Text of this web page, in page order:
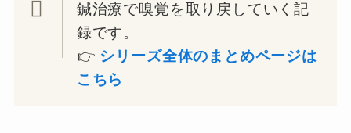
鍼治療で嗅覚を取り戻していく記
録です。
👉 シリーズ全体のまとめページは
こちら